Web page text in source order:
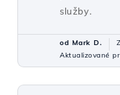
služby.
od Mark D.
Aktualizované